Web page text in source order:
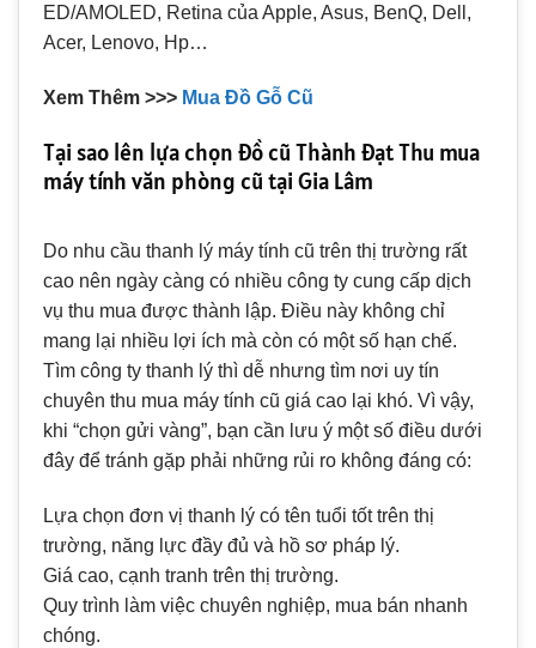
ED/AMOLED, Retina của Apple, Asus, BenQ, Dell,
Acer, Lenovo, Hp…
Xem Thêm >>> Mua Đồ Gỗ Cũ
Tại sao lên lựa chọn đồ cũ Thành Đạt Thu mua
máy tính văn phòng cũ tại Gia Lâm
Do nhu cầu thanh lý máy tính cũ trên thị trường rất
cao nên ngày càng có nhiều công ty cung cấp dịch
vụ thu mua được thành lập. Điều này không chỉ
mang lại nhiều lợi ích mà còn có một số hạn chế.
Tìm công ty thanh lý thì dễ nhưng tìm nơi uy tín
chuyên thu mua máy tính cũ giá cao lại khó. Vì vậy,
khi “chọn gửi vàng”, bạn cần lưu ý một số điều dưới
đây để tránh gặp phải những rủi ro không đáng có:
Lựa chọn đơn vị thanh lý có tên tuổi tốt trên thị
trường, năng lực đầy đủ và hồ sơ pháp lý.
Giá cao, cạnh tranh trên thị trường.
Quy trình làm việc chuyên nghiệp, mua bán nhanh
chóng.